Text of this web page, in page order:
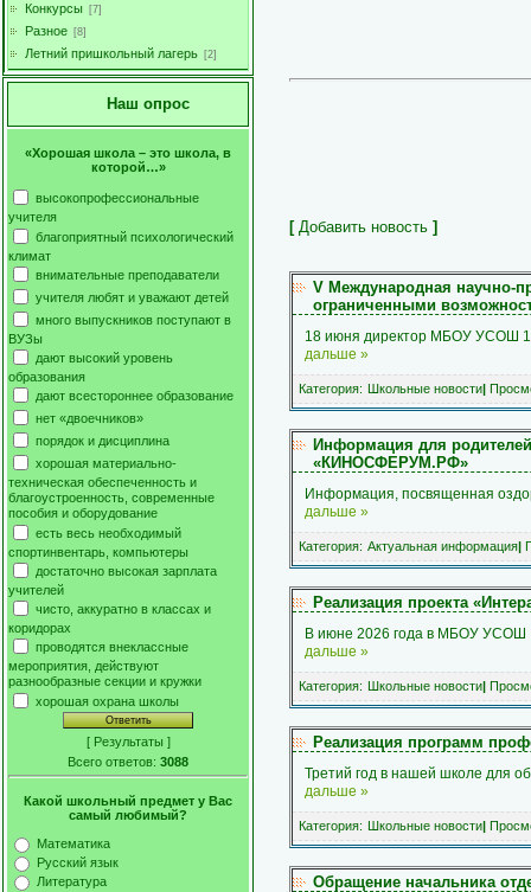
Конкурсы [7]
Разное [8]
Летний пришкольный лагерь [2]
Наш опрос
«Хорошая школа – это школа, в
которой…»
высокопрофессиональные
учителя
благоприятный психологический
климат
внимательные преподаватели
учителя любят и уважают детей
много выпускников поступают в
ВУЗы
дают высокий уровень
образования
дают всестороннее образование
нет «двоечников»
порядок и дисциплина
хорошая материально-
техническая обеспеченность и
благоустроенность, современные
пособия и оборудование
есть весь необходимый
спортинвентарь, компьютеры
достаточно высокая зарплата
учителей
чисто, аккуратно в классах и
коридорах
проводятся внеклассные
мероприятия, действуют
разнообразные секции и кружки
хорошая охрана школы
[ Результаты ]
Всего ответов: 3088
Какой школьный предмет у Вас
самый любимый?
Математика
Русский язык
Литература
[ Добавить новость ]
V Международная научно-
ограниченными
18 июня директор МБОУ УСОШ 1
дальше »
Категория: Школьные новости|
Информация для
«КИНОСФЕРУМ.РФ»
Информация, посвященная
дальше »
Категория: Актуальная информация|
Реализация проекта
В июне 2026 года в МБОУ УСОШ
дальше »
Категория: Школьные новости|
Реализация программ
Третий год в нашей школе для
дальше »
Категория: Школьные новости|
Обращение начальника